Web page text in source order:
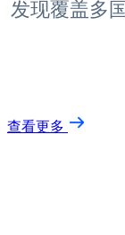
发现覆盖多
查看更多